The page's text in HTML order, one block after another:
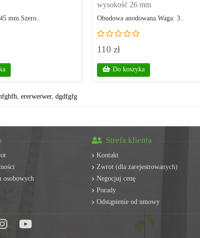
mm.Szero..
wysokość 26 mm
Obudowa anodowana.Waga: 3..
110 zł
Do koszyka
, ererwerwer, dgdfgfg
osobowych
Strefa klienta
Kontakt
Zwrot (dla zarejestrowanych)
Negocjuj cenę
Porady
Odstąpienie od umowy